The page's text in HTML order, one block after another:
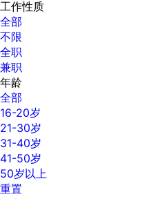
工作性质
全部
不限
全职
兼职
年龄
全部
16-20岁
21-30岁
31-40岁
41-50岁
50岁以上
重置